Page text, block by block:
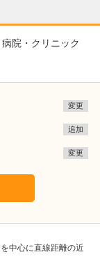
病院・クリニック
変更
追加
変更
を中心に直線距離の近